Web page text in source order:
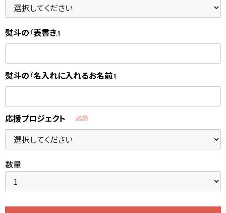
熨斗の『表書き』
熨斗の『名入れに入れるお名前』
応援プロジェクト 必須
数量